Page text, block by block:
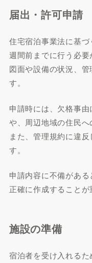
届出・許可申請
住宅宿泊事業法に基
週間前までに行う必
図面や設備の状況、
す。
申請時には、欠格事
や、周辺地域の住民へ
また、管理規約に違
す。
申請内容に不備があ
正確に作成することが
施設の準備
宿泊者を受け入れる